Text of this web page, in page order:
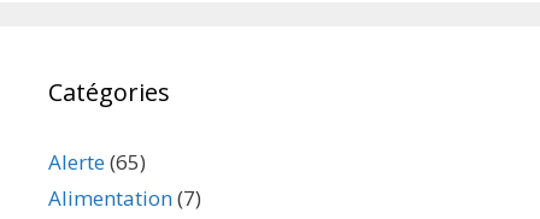
Catégories
Alerte(65)
Alimentation(7)